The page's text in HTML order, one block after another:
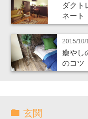
ダクト
ネート
2015/10/
癒やし
のコツ
玄関